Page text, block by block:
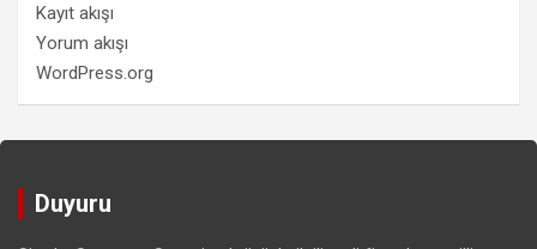
Kayıt akışı
Yorum akışı
WordPress.org
Duyuru